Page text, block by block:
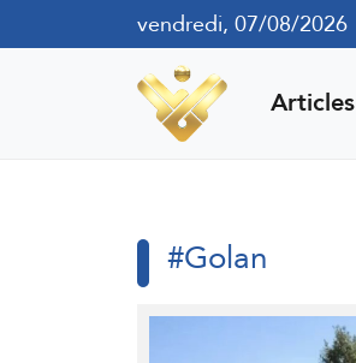
vendredi, 07/08/2026
Articles
#Golan